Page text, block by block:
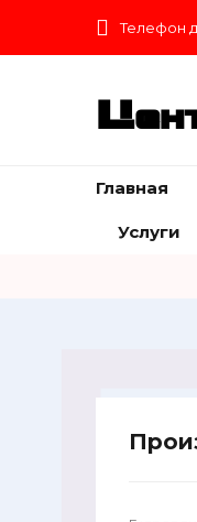
Телефон
Главная
Услуги